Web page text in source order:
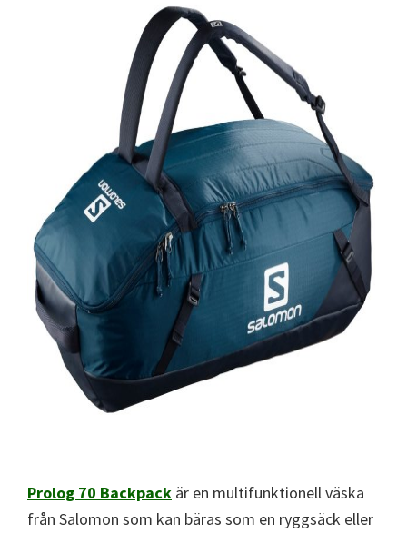
Prolog 70 Backpack är en multifunktionell väska
från Salomon som kan bäras som en ryggsäck eller